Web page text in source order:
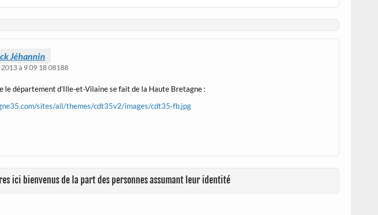
Jéhannin
à 9 09 18 08188
le département d’Ille-et-Vilaine se fait de la Haute Bretagne :
sites/all/themes/cdt35v2/images/cdt35-fb.jpg
ici bienvenus de la part des personnes assumant leur identité